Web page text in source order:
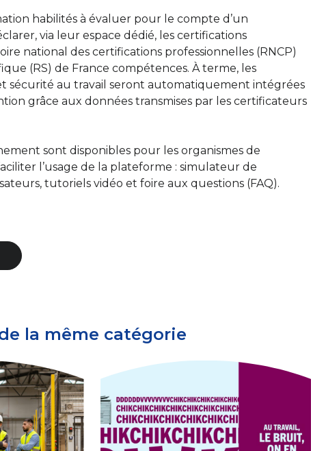
habilités à évaluer pour le compte d’un
via leur espace dédié, les certifications
national des certifications professionnelles (RNCP)
(RS) de France compétences. À terme, les
sécurité au travail seront automatiquement intégrées
grâce aux données transmises par les certificateurs
sont disponibles pour les organismes de
l’usage de la plateforme : simulateur de
tutoriels vidéo et foire aux questions (FAQ).
la même catégorie